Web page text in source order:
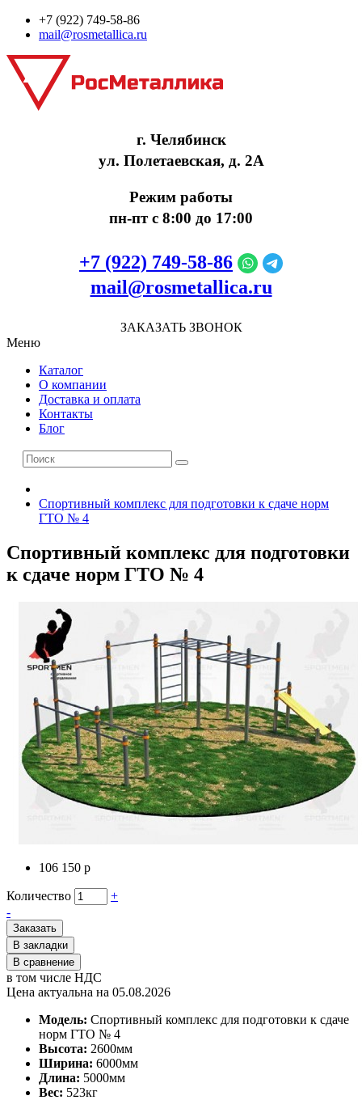
+7 (922) 749‑58‑86
mail@rosmetallica.ru
г. Челябинск
ул. Полетаевская, д. 2А
Режим работы
пн-пт с 8:00 до 17:00
+7 (922) 749‑58‑86
mail@rosmetallica.ru
ЗАКАЗАТЬ ЗВОНОК
Меню
Каталог
О компании
Доставка и оплата
Контакты
Блог
Спортивный комплекс для подготовки к сдаче норм
ГТО № 4
Спортивный комплекс для подготовки
к сдаче норм ГТО № 4
106 150 р
Количество
+
-
Заказать
В закладки
В сравнение
в том числе НДС
Цена актуальна на 05.08.2026
Модель: Спортивный комплекс для подготовки к сдаче
норм ГТО № 4
Высота: 2600мм
Ширина: 6000мм
Длина: 5000мм
Вес: 523кг